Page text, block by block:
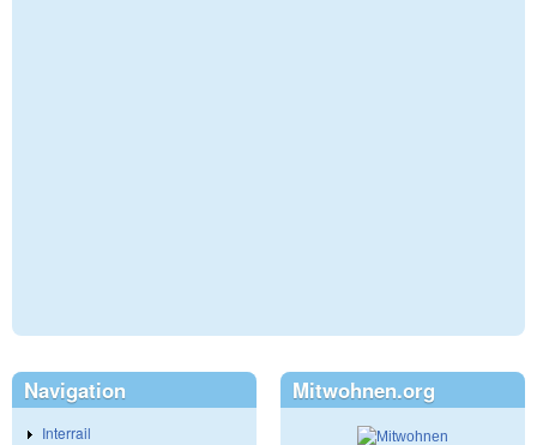
Navigation
Interrail
Mitwohnen.org